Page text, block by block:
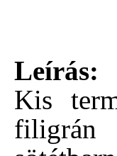
Leírás:
Kis
filigrán